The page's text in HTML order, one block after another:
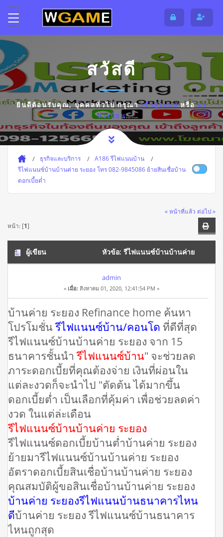
สวัสดี
ยินดีต้อนรับคุณ,บุคคลทั่วไปกรุณาเข้าสู่ระบบหรือลง
ทะเบียน
ธุรกิจและบริการ
A186 รีไฟแนนบ้าน
รีไฟแนนซ์บ้านบ้านค่าย ระยอง โทร 082-9845086 ย้ายสินเชื่อบ้าน
ดอกเบี้ยต่ำ
« หน้าที่แล้ว ต่อไป »
หน้า: [1]
ผู้เขียน หัวข้อ: รีไฟแนนซ์บ้านบ้านค่าย
ระยอง โทร 082-9845086 ย้ายสินเชื่อบ้าน ดอกเบี้ยต่ำ (อ่าน
19994 ครั้ง)
admin
« เมื่อ: สิงหาคม 01, 2020, 12:41:54 PM »
บ้านค่าย ระยอง Refinance home ค้นหา
โปรโมชั่นรีไฟแนนซ์บ้าน/คอนโด ที่ดีที่สุด
รีไฟแนนซ์บ้านบ้านค่าย ระยอง จาก 15
ธนาคารชั้นนำรีไฟแนนซ์บ้าน" จะช่วยลด
ภาระดอกเบี้ยที่คุณต้องจ่าย เงินที่ผ่อนใน
แต่ละงวดก็จะนำไป "ตัดต้น ได้มากขึ้น
ดอกเบี้ยต่ำ เป็นเลือกที่คุ้มค่า เพื่อช่วยลดค่า
งวด ในแต่ล่ะเดือน
รีไฟแนนซ์บ้านบ้านค่าย ระยอง
รีไฟแนนซ์ดอกเบี้ยบ้านต่ำบ้านค่าย ระยอง
ย้ายมารีไฟแนนซ์บ้านบ้านค่าย ระยอง
อัตราดอกเบี้ยสินเชื่อบ้านบ้านค่าย ระยอง
คุณสมบัติผู้ขอสินเชื่อบ้านบ้านค่าย ระยอง
บ้านค่าย ระยองรีไฟแนนบ้านธนาคารไหน
ดีบ้านค่าย ระยอง รีไฟแนนซ์บ้านธนาคาร
ไหนถูกสุด